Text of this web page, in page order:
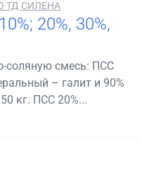
ТД СИЛЕНА
20%, 30%,
соляную смесь: ПСС
– галит и 90%
кг. ПСС 20%...